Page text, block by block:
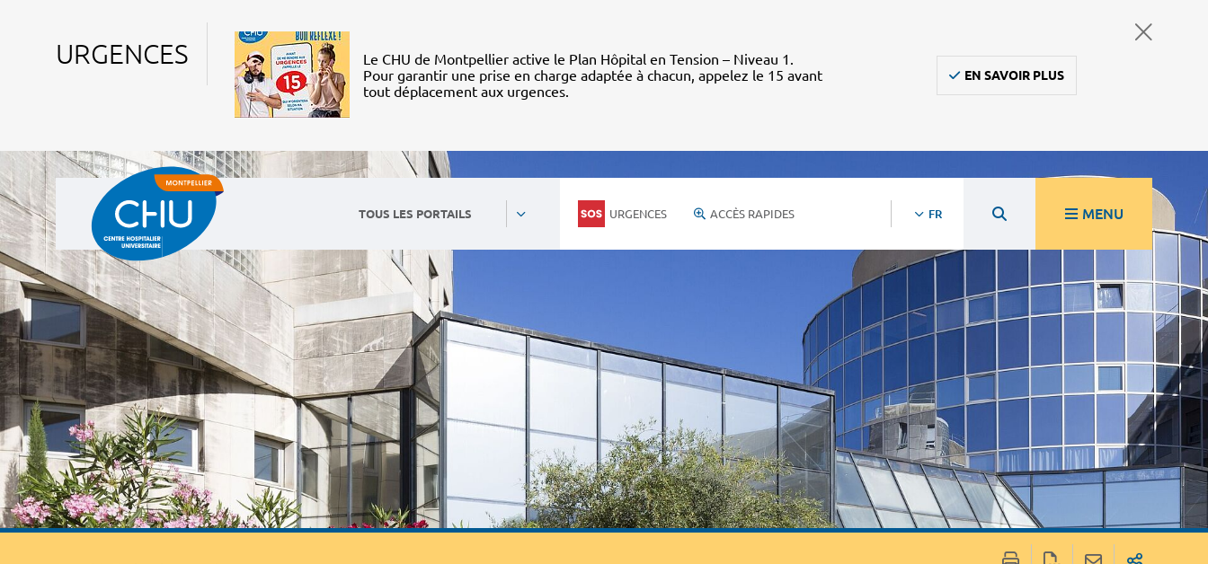
URGENCES
Le CHU de Montpellier active le Plan Hôpital en Tension – Niveau 1.
Pour garantir une prise en charge adaptée à chacun, appelez le 15 avant
tout déplacement aux urgences.
EN SAVOIR PLUS
TOUS LES PORTAILS URGENCES ACCÈS RAPIDES FR MENU